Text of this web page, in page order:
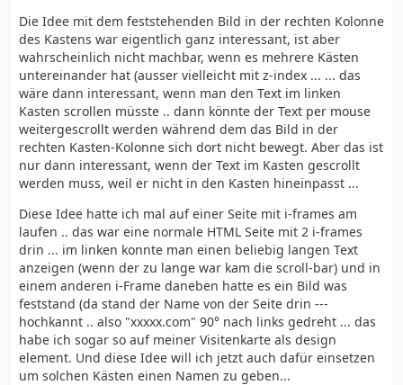
Die Idee mit dem feststehenden Bild in der rechten Kolonne
des Kastens war eigentlich ganz interessant, ist aber
wahrscheinlich nicht machbar, wenn es mehrere Kästen
untereinander hat (ausser vielleicht mit z-index ... ... das
wäre dann interessant, wenn man den Text im linken
Kasten scrollen müsste .. dann könnte der Text per mouse
weitergescrollt werden während dem das Bild in der
rechten Kasten-Kolonne sich dort nicht bewegt. Aber das ist
nur dann interessant, wenn der Text im Kasten gescrollt
werden muss, weil er nicht in den Kasten hineinpasst ...
Diese Idee hatte ich mal auf einer Seite mit i-frames am
laufen .. das war eine normale HTML Seite mit 2 i-frames
drin ... im linken konnte man einen beliebig langen Text
anzeigen (wenn der zu lange war kam die scroll-bar) und in
einem anderen i-Frame daneben hatte es ein Bild was
feststand (da stand der Name von der Seite drin ---
hochkannt .. also "xxxxx.com" 90° nach links gedreht ... das
habe ich sogar so auf meiner Visitenkarte als design
element. Und diese Idee will ich jetzt auch dafür einsetzen
um solchen Kästen einen Namen zu geben...